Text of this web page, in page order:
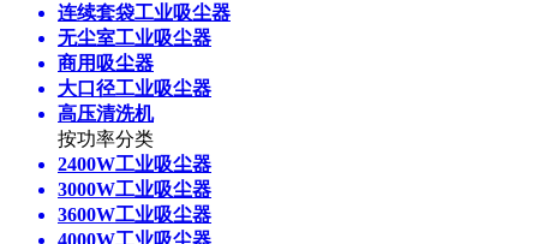
连续套袋工业吸尘器
无尘室工业吸尘器
商用吸尘器
大口径工业吸尘器
高压清洗机
按功率分类
2400W工业吸尘器
3000W工业吸尘器
3600W工业吸尘器
4000W工业吸尘器